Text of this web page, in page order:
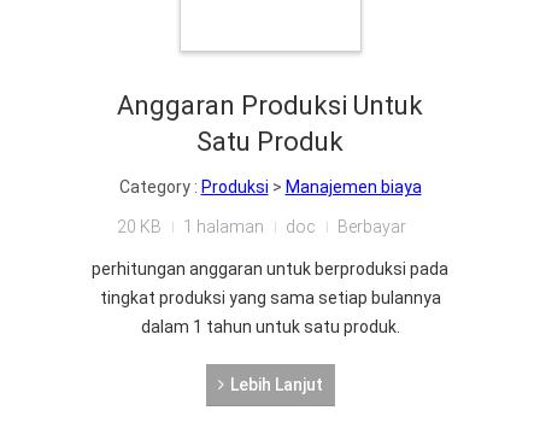
Anggaran Produksi Untuk
Satu Produk
Category : Produksi > Manajemen biaya
20 KB 1 halaman doc Berbayar
perhitungan anggaran untuk berproduksi pada
tingkat produksi yang sama setiap bulannya
dalam 1 tahun untuk satu produk.
Lebih Lanjut